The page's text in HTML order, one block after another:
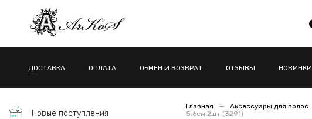
ДОСТАВКА ОПЛАТА ОБМЕН И ВОЗВРАТ ОТЗЫВЫ НОВИНКИ
Новые поступления
Главная Аксессуары для волос
5.6см 2шт (3291)